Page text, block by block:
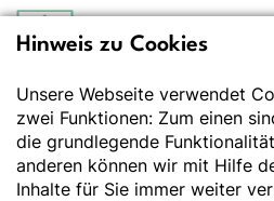
Deutsche Gesellschaft
Der Wissenschaft verpflichtet - Ihre Partnerin
Essen und Trinken
Deutsche Gesellschaft für
Hinweis zu Cookies
Unsere Webseite verwendet
zwei Funktionen: Zum einen
die grundlegende
anderen können wir mit Hilfe
Inhalte für Sie immer weiter